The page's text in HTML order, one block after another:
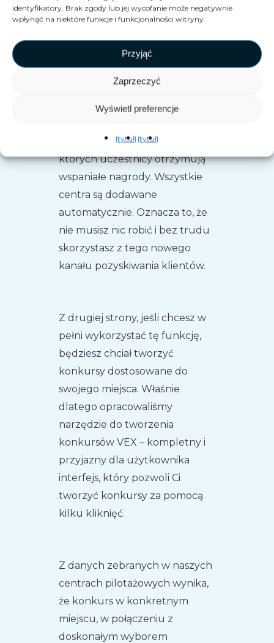
identyfikatory. Brak zgody lub jej wycofanie może negatywnie
wpłynąć na niektóre funkcje i funkcjonalności witryny.
Przyjąć
Zaprzeczyć
Wyświetl preferencje
{tytuł}{tytuł}
Twój konkurs,
Twoje zasady!
konkursy na całym świecie, w
których uczestnicy otrzymują
wspaniałe nagrody. Wszystkie
centra są dodawane
automatycznie. Oznacza to, że
nie musisz nic robić i bez trudu
skorzystasz z tego nowego
kanału pozyskiwania klientów.
Z drugiej strony, jeśli chcesz w
pełni wykorzystać tę funkcję,
będziesz chciał tworzyć
konkursy dostosowane do
swojego miejsca. Właśnie
dlatego opracowaliśmy
narzędzie do tworzenia
konkursów VEX – kompletny i
przyjazny dla użytkownika
interfejs, który pozwoli Ci
tworzyć konkursy za pomocą
kilku kliknięć.
Z danych zebranych w naszych
centrach pilotażowych wynika,
że konkurs w konkretnym
miejscu, w połączeniu z
doskonałym wyborem